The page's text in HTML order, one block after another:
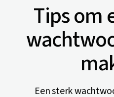
Tips om
Een sterk